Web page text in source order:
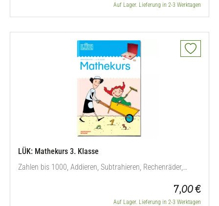
Auf Lager. Lieferung in 2-3 Werktagen
LÜK: Mathekurs 3. Klasse
Zahlen bis 1000, Addieren, Subtrahieren, Rechenräder,
7,00 €
Auf Lager. Lieferung in 2-3 Werktagen